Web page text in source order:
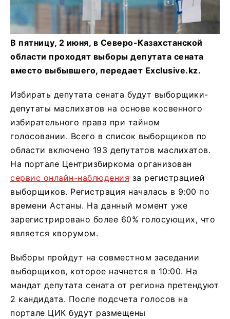
В пятницу, 2 июня, в Северо-Казахстанской
области проходят выборы депутата сената
вместо выбывшего, передает Exclusive.kz.
Избирать депутата сената будут выборщики-
депутаты маслихатов на основе косвенного
избирательного права при тайном
голосовании. Всего в список выборщиков по
области включено 193 депутатов маслихатов.
На портале Центризбиркома организован
сервис онлайн-наблюдения за регистрацией
выборщиков. Регистрация началась в 9:00 по
времени Астаны. На данный момент уже
зарегистрировано более 60% голосующих, что
является кворумом.
Выборы пройдут на совместном заседании
выборщиков, которое начнется в 10:00. На
мандат депутата сената от региона претендуют
2 кандидата. После подсчета голосов на
портале ЦИК будут размещены